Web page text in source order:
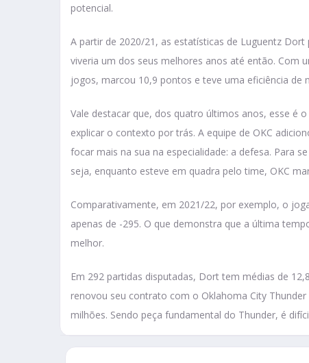
potencial.
A partir de 2020/21, as estatísticas de Luguentz
viveria um dos seus melhores anos até então. Com
jogos, marcou 10,9 pontos e teve uma eficiência de
Vale destacar que, dos quatro últimos anos, esse é
explicar o contexto por trás. A equipe de OKC
focar mais na sua na especialidade: a defesa. Para
seja, enquanto esteve em quadra pelo time, OKC
Comparativamente, em 2021/22, por exemplo, o
apenas de -295. O que demonstra que a última
melhor.
Em 292 partidas disputadas, Dort tem médias de
renovou seu contrato com o Oklahoma City
milhões. Sendo peça fundamental do Thunder, é